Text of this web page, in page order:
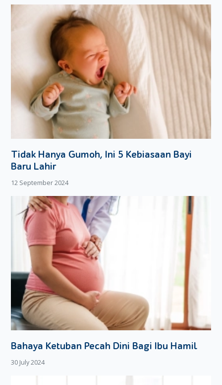
Tidak Hanya Gumoh, Ini 5 Kebiasaan Bayi
Baru Lahir
12 September 2024
Bahaya Ketuban Pecah Dini Bagi Ibu Hamil
30 July 2024